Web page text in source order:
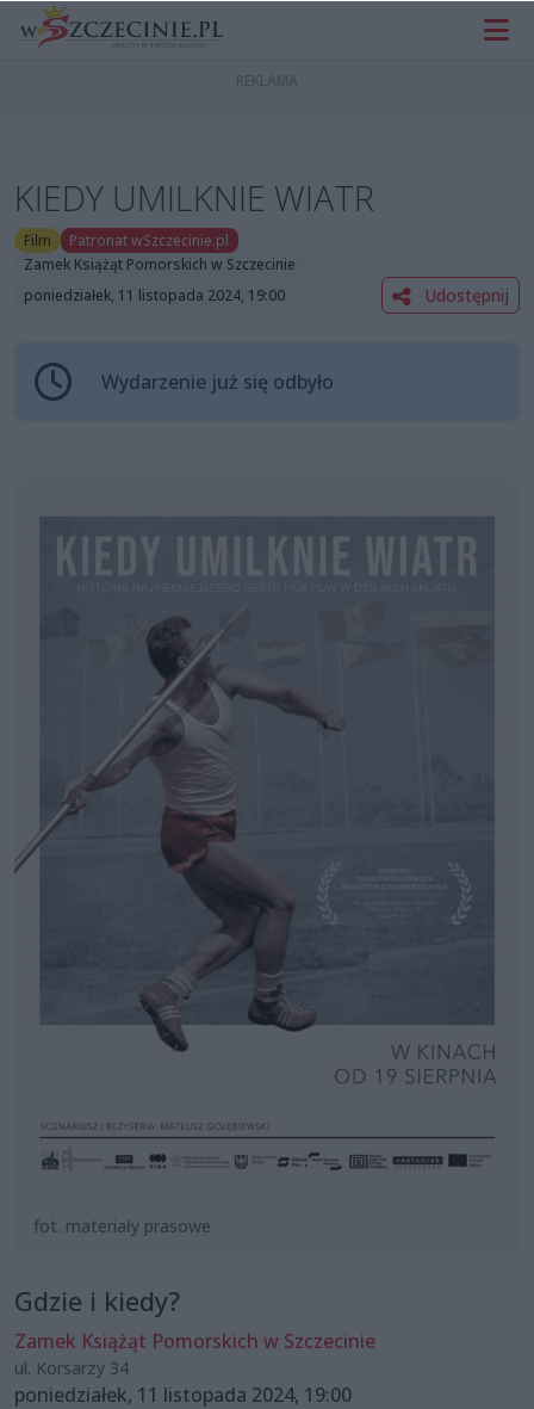
KIEDY UMILKNIE WIATR
Film
Patronat wSzczecinie.pl
Zamek Książąt Pomorskich w Szczecinie
poniedziałek, 11 listopada 2024, 19:00
Udostępnij
Wydarzenie już się odbyło
fot. materiały prasowe
Gdzie i kiedy?
Zamek Książąt Pomorskich w Szczecinie
ul. Korsarzy 34
poniedziałek, 11 listopada 2024, 19:00